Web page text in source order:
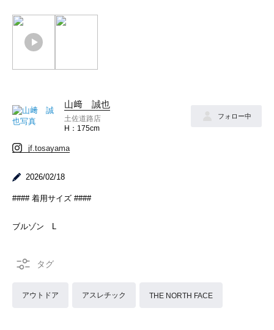
山﨑 誠也
土佐道路店
175cm
フォロー中
jf.tosayama
2026/02/18
#### 着用サイズ ####
ブルゾン L
アウトドア アスレチック THE NORTH FACE